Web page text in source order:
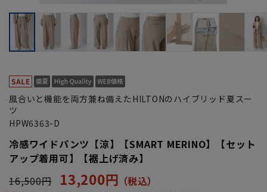
風合いと機能を両方兼ね備えたHILTONのハイブリッド夏スー
ツ
HPW6363-D
冷感ワイドパンツ【涼】【SMART MERINO】【セット
アップ着用可】【裾上げ済み】
16,500円
13,200円